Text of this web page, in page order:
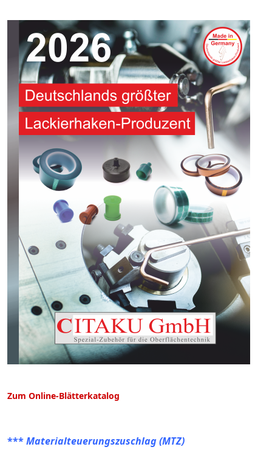
Zum Online-Blätterkatalog
***Materialteuerungszuschlag (MTZ)